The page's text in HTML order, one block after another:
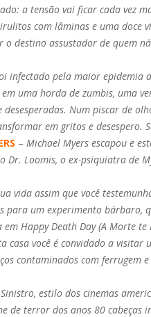
a tensão vai ficar cada vez
com lâminas e uma doce
o destino assustador de quem
infectado pela maior epidemia
uma horda de zumbis, uma
desesperadas. Num piscar de
em gritos e desespero.
– Michael Myers escapou e
Dr. Loomis, o ex-psiquiatra de
vida assim que você
para um experimento
Happy Death Day (A Morte
casa você é convidado a
contaminados com ferrugem
estilo dos cinemas
de terror dos anos 80